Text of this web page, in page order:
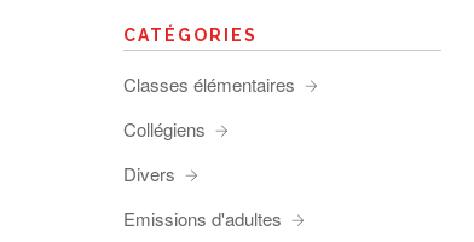
RECHERCHER
CATÉGORIES
Classes élémentaires
Collégiens
Divers
Emissions d'adultes